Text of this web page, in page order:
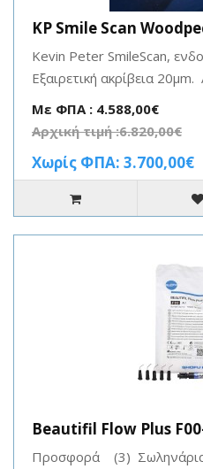
KP Smile Scan
Kevin Peter SmileScan,
Εξαιρετική ακρίβεια
Με ΦΠΑ : 4.588,00€
Αρχική τιμή :6.820,00€
Χωρίς ΦΠΑ: 3.700,00€
Beautifil Flow Plus
Προσφορά (3) Σωληνάρια